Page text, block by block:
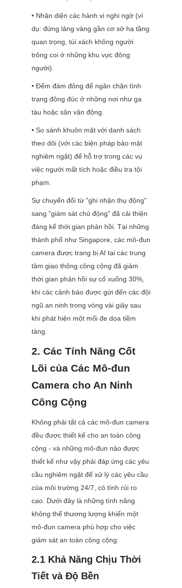
• Nhận diện các hành vi nghi ngờ (ví
dụ: đứng lảng vảng gần cơ sở hạ tầng
quan trọng, túi xách không người
trông coi ở những khu vực đông
người).
• Đếm đám đông để ngăn chặn tình
trạng đông đúc ở những nơi như ga
tàu hoặc sân vận động.
• So sánh khuôn mặt với danh sách
theo dõi (với các biện pháp bảo mật
nghiêm ngặt) để hỗ trợ trong các vụ
việc người mất tích hoặc điều tra tội
phạm.
Sự chuyển đổi từ "ghi nhận thụ động"
sang "giám sát chủ động" đã cải thiện
đáng kể thời gian phản hồi. Tại những
thành phố như Singapore, các mô-đun
camera được trang bị AI tại các trung
tâm giao thông công cộng đã giảm
thời gian phản hồi sự cố xuống 30%,
khi các cảnh báo được gửi đến các đội
ngũ an ninh trong vòng vài giây sau
khi phát hiện một mối đe dọa tiềm
tàng.
2. Các Tính Năng Cốt
Lõi của Các Mô-đun
Camera cho An Ninh
Công Cộng
Không phải tất cả các mô-đun camera
đều được thiết kế cho an toàn công
cộng - và những mô-đun nào được
thiết kế như vậy phải đáp ứng các yêu
cầu nghiêm ngặt để xử lý các yêu cầu
của môi trường 24/7, có tính rủi ro
cao. Dưới đây là những tính năng
không thể thương lượng khiến một
mô-đun camera phù hợp cho việc
giám sát an toàn công cộng:
2.1 Khả Năng Chịu Thời
Tiết và Độ Bền